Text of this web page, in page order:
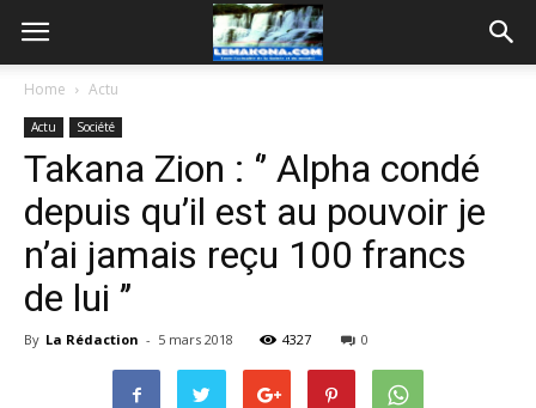
Home Actu
Actu Société
Takana Zion : ‘’ Alpha condé
depuis qu’il est au pouvoir je
n’ai jamais reçu 100 francs
de lui ’’
By La Rédaction - 5 mars 2018 4327 0